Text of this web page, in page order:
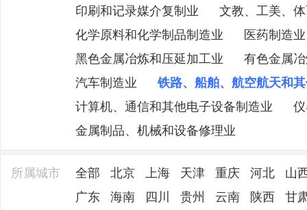
印刷和记录媒介复制业
文教、工美、
化学原料和化学制品制造业
医药制造业
黑色金属冶炼和压延加工业
有色金属
汽车制造业
铁路、船舶、航空航天和
计算机、通信和其他电子设备制造业
金属制品、机械和设备修理业
所属城市 全部 北京 上海 天津 重庆 河北
山
广东
海南 四川 贵州 云南 陕西 甘